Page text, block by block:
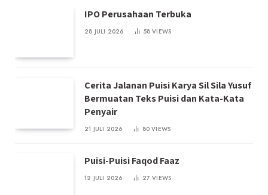
IPO Perusahaan Terbuka
28 JULI 2026 58VIEWS
Cerita Jalanan Puisi Karya Sil Sila Yusuf
Bermuatan Teks Puisi dan Kata-Kata
Penyair
21 JULI 2026 80VIEWS
Puisi-Puisi Faqod Faaz
12 JULI 2026 27VIEWS